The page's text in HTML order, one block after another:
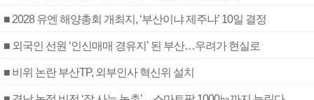
■ 2028 유엔 해양총회 개최지, ‘부산이냐 제주냐’ 10일 결정
■ 외국인 선원 ‘인신매매 경유지’ 된 부산…우려가 현실로
■ 비위 논란 부산TP, 외부인사 혁신위 설치